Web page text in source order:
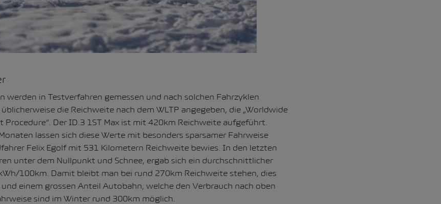
werden in Testverfahren gemessen und nach solchen Fahrzyklen
die Reichweite nach dem WLTP angegeben, die „Worldwide
Procedure“. Der ID.3 1ST Max ist mit 420km Reichweite aufgeführt.
lassen sich diese Werte mit besonders sparsamer Fahrweise
Felix Egolf mit 531 Kilometern Reichweite bewies. In den letzten
unter dem Nullpunkt und Schnee, ergab sich ein durchschnittlicher
100km. Damit bleibt man bei rund 270km Reichweite stehen, dies
einem grossen Anteil Autobahn, welche den Verbrauch nach oben
sind im Winter rund 300km möglich.